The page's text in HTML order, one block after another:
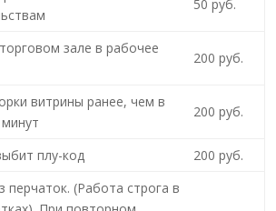
50 руб.
зале в рабочее
200 руб.
витрины ранее, чем в
200 руб.
плу-код
200 руб.
перчаток. (Работа строга в